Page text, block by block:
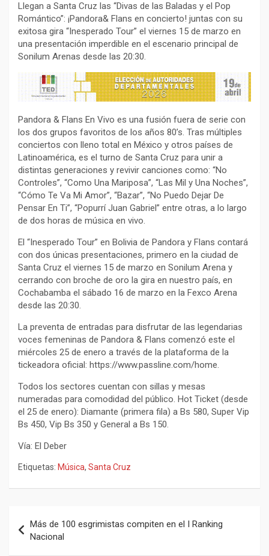
Llegan a Santa Cruz las “Divas de las Baladas y el Pop
Romántico”: ¡Pandora& Flans en concierto! juntas con su
exitosa gira “Inesperado Tour” el viernes 15 de marzo en
una presentación imperdible en el escenario principal de
Sonilum Arenas desde las 20:30.
Pandora & Flans En Vivo es una fusión fuera de serie con
los dos grupos favoritos de los años 80’s. Tras múltiples
conciertos con lleno total en México y otros países de
Latinoamérica, es el turno de Santa Cruz para unir a
distintas generaciones y revivir canciones como: “No
Controles”, “Como Una Mariposa”, “Las Mil y Una Noches”,
“Cómo Te Va Mi Amor”, “Bazar”, “No Puedo Dejar De
Pensar En Ti”, “Popurrí Juan Gabriel” entre otras, a lo largo
de dos horas de música en vivo.
El “Inesperado Tour” en Bolivia de Pandora y Flans contará
con dos únicas presentaciones, primero en la ciudad de
Santa Cruz el viernes 15 de marzo en Sonilum Arena y
cerrando con broche de oro la gira en nuestro país, en
Cochabamba el sábado 16 de marzo en la Fexco Arena
desde las 20:30.
La preventa de entradas para disfrutar de las legendarias
voces femeninas de Pandora & Flans comenzó este el
miércoles 25 de enero a través de la plataforma de la
tickeadora oficial: https://www.passline.com/home.
Todos los sectores cuentan con sillas y mesas
numeradas para comodidad del público. Hot Ticket (desde
el 25 de enero): Diamante (primera fila) a Bs 580, Super Vip
Bs 450, Vip Bs 350 y General a Bs 150.
Vía: El Deber
Etiquetas: Música, Santa Cruz
de
Más de 100 esgrimistas compiten en el I Ranking
Nacional